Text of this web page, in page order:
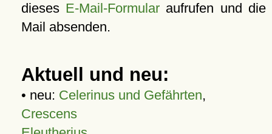
dieses E-Mail-Formular aufrufen und die
Mail absenden.
Aktuell und neu:
• neu: Celerinus und Gefährten,
Crescens